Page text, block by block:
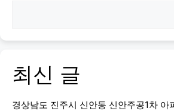
최신 글
경상남도 진주시 신안동 신안주공1차